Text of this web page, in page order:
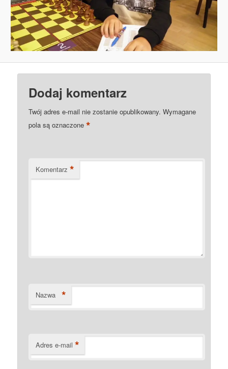
Dodaj komentarz
Twój adres e-mail nie zostanie opublikowany. Wymagane
pola są oznaczone*
Komentarz *
Nazwa *
Adres e-mail *